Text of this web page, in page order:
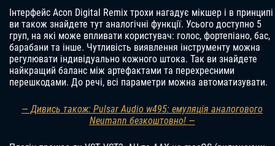
Інтерфейс Acon Digital Remix трохи нагадує мікшер і в принципі
ви також знайдете тут аналогічні функції. Усього доступно 5
груп, на які може впливати користувач: голос, фортепіано, бас,
барабани та інше. Чутливість виявлення інструменту можна
регулювати індивідуально кожного штока. Так ви знайдете
найкращий баланс між артефактами та перехресними
перешкодами. До речі, всі параметри можна автоматизувати.
— Дивись також: Pulsar Audio w495: емуляція аналогового
Neumann безкоштовно! —